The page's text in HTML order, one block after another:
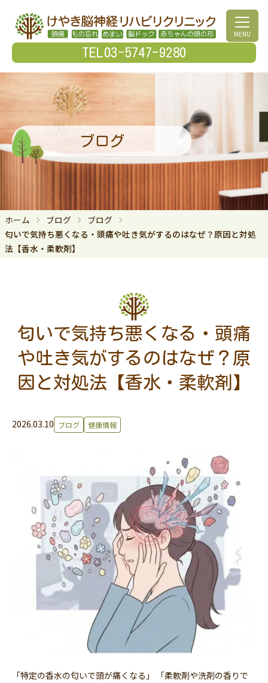
TEL03-5747-9280
MENU
ブログ
ホーム ブログ
ブログ
匂いで気持ち悪くなる・頭痛や吐き気がするのはなぜ？原因と対処
法【香水・柔軟剤】
匂いで気持ち悪くなる・頭痛
や吐き気がするのはなぜ？原
因と対処法【香水・柔軟剤】
2026.03.10 ブログ 健康情報
「特定の香水の匂いで頭が痛くなる」 「柔軟剤や洗剤の香りで